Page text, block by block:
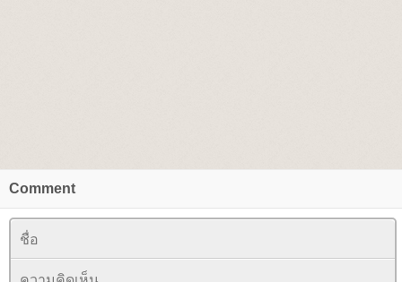
Comment